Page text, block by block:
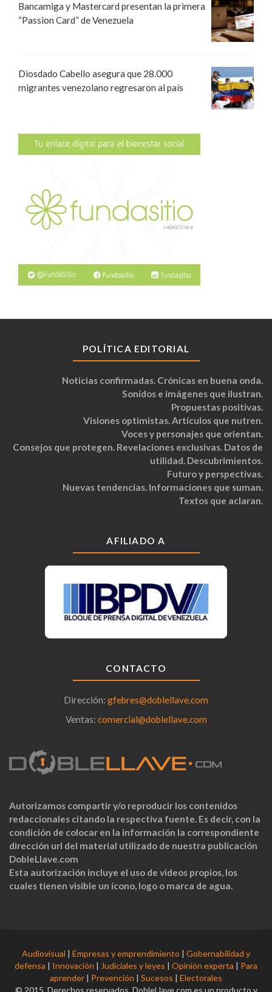
Bancamiga y Mastercard presentan la primera
“Passion Card” de Venezuela
Diosdado Cabello asegura que 28.000
migrantes venezolano regresaron al país
POLÍTICA EDITORIAL
Noticias confirmadas. Crónicas en buena onda.
Sonidos e imágenes que ilustran.
Propuestas positivas.
Visiones optimistas. Artículos que nutren.
Voces y personajes que orientan.
Consejos que protegen. Revelaciones exclusivas. Datos de
utilidad. Descubrimientos.
Futuro y perspectivas.
Nuevas tendencias. Informaciones que suman.
Textos que aclaran.
AFILIADO A
CONTACTO
Dirección: gfebres@doblellave.com
Ventas: comercial@doblellave.com
Autorizamos compartir y/o reproducir los contenidos
redaccionales citando la respectiva fuente. Es decir, con la
condición de colocar en la información la correspondiente
dirección url del material utilizado de nuestra publicación
DobleLlave.com
Esta autorización incluye el uso de videos propios, los
cuales tienen visible un ícono, logo o marca de agua.
Audiovisual | Empresas y emprendimiento | Gobernabilidad y
defensa | Innovación | Judiciales y leyes | Opinión experta | Para
aprender | Prevención | Sucesos | Electorales
© 2015. Derechos reservados. DobleLlave.com es un producto y